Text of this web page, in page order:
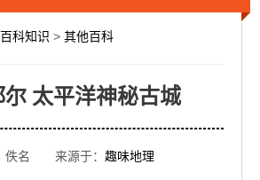
百科知识 > 其他百科
尔 太平洋神秘古城
佚名 来源于： 趣味地理